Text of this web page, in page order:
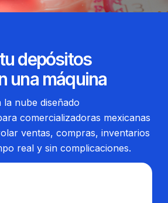
depósitos
una máquina
la nube diseñado
comercializadoras mexicanas
ventas, compras, inventarios
real y sin complicaciones.